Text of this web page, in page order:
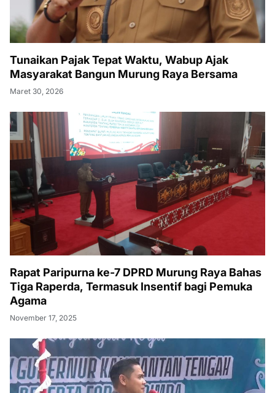
Tunaikan Pajak Tepat Waktu, Wabup Ajak
Masyarakat Bangun Murung Raya Bersama
Maret 30, 2026
Rapat Paripurna ke-7 DPRD Murung Raya Bahas
Tiga Raperda, Termasuk Insentif bagi Pemuka
Agama
November 17, 2025